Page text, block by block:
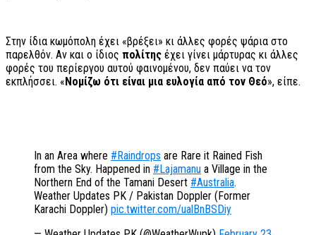
Στην ίδια κωμόπολη έχει «βρέξει» κι άλλες φορές ψάρια στο
παρελθόν. Αν και ο ίδιος πολίτης έχει γίνει μάρτυρας κι άλλες
φορές του περίεργου αυτού φαινομένου, δεν παύει να τον
εκπλήσσει. « Νομίζω ότι είναι μια ευλογία από τον Θεό», είπε.
In an Area where #Raindrops are Rare it Rained Fish
from the Sky. Happened in #Lajamanu a Village in the
Northern End of the Tamani Desert #Australia.
Weather Updates PK / Pakistan Doppler (Former
Karachi Doppler) pic.twitter.com/ualBnBSDiy